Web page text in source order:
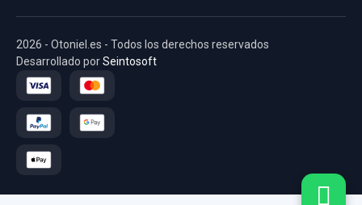
2026 - Otoniel.es - Todos los derechos reservados
Desarrollado porSeintosoft